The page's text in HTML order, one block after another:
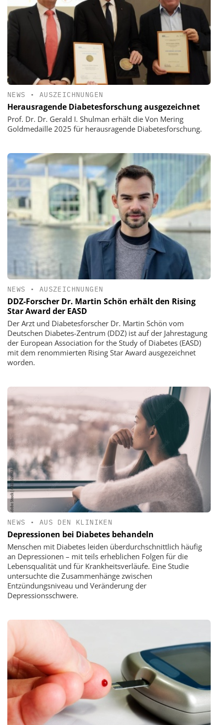
NEWS • AUSZEICHNUNGEN
Herausragende Diabetesforschung ausgezeichnet
Prof. Dr. Dr. Gerald I. Shulman erhält die Von Mering
Goldmedaille 2025 für herausragende Diabetesforschung.
NEWS • AUSZEICHNUNGEN
DDZ-Forscher Dr. Martin Schön erhält den Rising
Star Award der EASD
Der Arzt und Diabetesforscher Dr. Martin Schön vom
Deutschen Diabetes-Zentrum (DDZ) ist auf der Jahrestagung
der European Association for the Study of Diabetes (EASD)
mit dem renommierten Rising Star Award ausgezeichnet
worden.
NEWS • AUS DEN KLINIKEN
Depressionen bei Diabetes behandeln
Menschen mit Diabetes leiden überdurchschnittlich häufig
an Depressionen – mit teils erheblichen Folgen für die
Lebensqualität und für Krankheitsverläufe. Eine Studie
untersuchte die Zusammenhänge zwischen
Entzündungsniveau und Veränderung der
Depressionsschwere.